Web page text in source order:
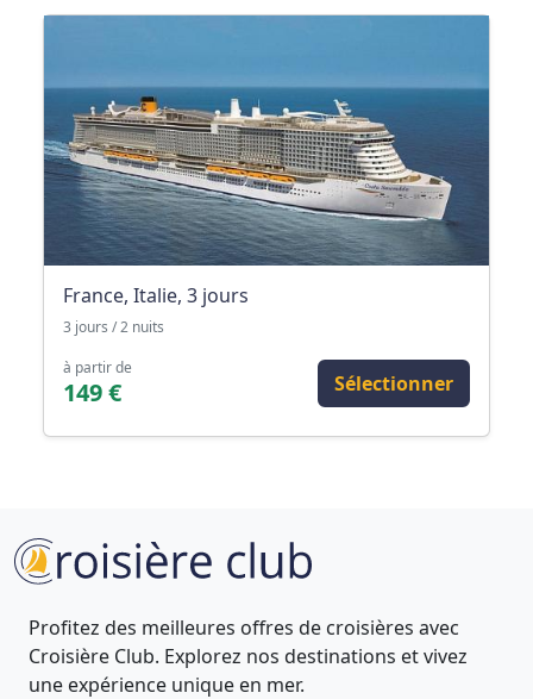
France, Italie, 3 jours
3 jours / 2 nuits
à partir de
149 € Sélectionner
Profitez des meilleures offres de croisières avec
Croisière Club. Explorez nos destinations et vivez
une expérience unique en mer.